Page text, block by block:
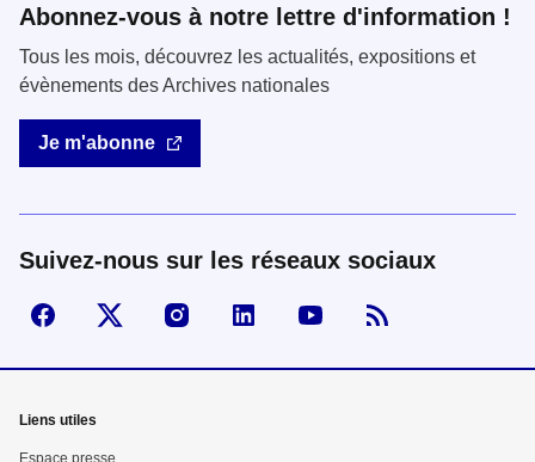
Abonnez-vous à notre lettre d'information !
Tous les mois, découvrez les actualités, expositions et
évènements des Archives nationales
Je m'abonne
Suivez-nous sur les réseaux sociaux
Suivez-nous sur Facebook
Visiter la page XVisiter la page Instagram
linkedin Youtube
Mega
Liens utiles
Espace presse